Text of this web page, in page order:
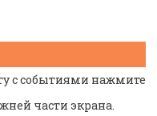
с событиями нажмите
части экрана.